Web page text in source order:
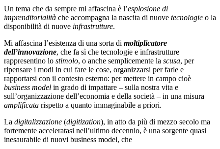
Un tema che da sempre mi affascina è l’esplosione di
imprenditorialità che accompagna la nascita di nuove tecnologie o la
disponibilità di nuove infrastrutture.
Mi affascina l’esistenza di una sorta di moltiplicatore
dell’innovazione, che fa sì che tecnologie e infrastrutture
rappresentino lo stimolo, o anche semplicemente la scusa, per
ripensare i modi in cui fare le cose, organizzarsi per farle e
rapportarsi con il contesto esterno: per mettere in campo cioè
business model in grado di impattare – sulla nostra vita e
sull’organizzazione dell’economia e della società – in una misura
amplificata rispetto a quanto immaginabile a priori.
La digitalizzazione (digitization), in atto da più di mezzo secolo ma
fortemente acceleratasi nell’ultimo decennio, è una sorgente quasi
inesaurabile di nuovi business model, che